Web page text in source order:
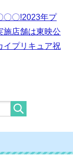
〇〇!2023年プ
施店舗は東映公
イプリキュア祝